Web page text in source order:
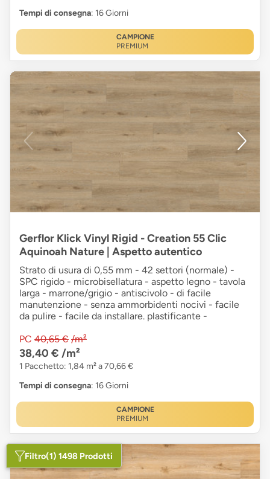
Tempi di consegna: 16 Giorni
CAMPIONE
PREMIUM
Gerflor Klick Vinyl Rigid - Creation 55 Clic
Aquinoah Nature | Aspetto autentico
Strato di usura di 0,55 mm - 42 settori (normale) -
SPC rigido - microbisellatura - aspetto legno - tavola
larga - marrone/grigio - antiscivolo - di facile
manutenzione - senza ammorbidenti nocivi - facile
da pulire - facile da installare. plastificante -
PC 40,65 € /m²
38,40 € /m²
1 Pacchetto: 1,84 m² a 70,66 €
Tempi di consegna: 16 Giorni
CAMPIONE
PREMIUM
Filtro(1) 1498 Prodotti